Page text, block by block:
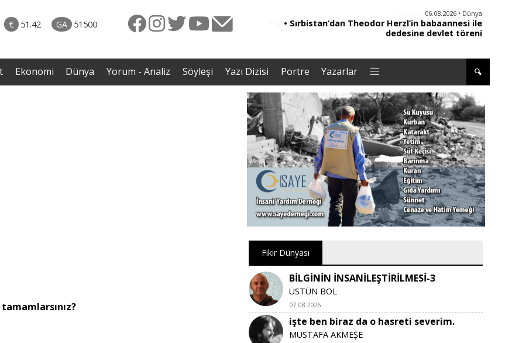
€ 51.42 GA 51500
06.08.2026 • Yorum - Analiz
• İnsan Haklarının Hakkettiği İlgi ve Hakketmediği
İlgisizlik|Zeki Savaş
06.08.2026 • Dünya
• Sırbistan’dan Theodor Herzl’in babaannesi ile
dedesine devlet töreni
Ekonomi Dünya Yorum - Analiz Söyleşi Yazı Dizisi Portre Yazarlar
Fikir Dünyası
BİLGİNİN İNSANİLEŞTİRİLMESİ-3
ÜSTÜN BOL
07.08.2026
işte ben biraz da o hasreti severim.
MUSTAFA AKMEŞE